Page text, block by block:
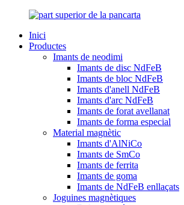
Inici
Productes
Imants de neodimi
Imants de disc NdFeB
Imants de bloc NdFeB
Imants d'anell NdFeB
Imants d'arc NdFeB
Imants de forat avellanat
Imants de forma especial
Material magnètic
Imants d'AlNiCo
Imants de SmCo
Imants de ferrita
Imants de goma
Imants de NdFeB enllaçats
Joguines magnètiques